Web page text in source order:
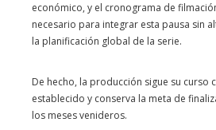
económico, y el cronograma de
necesario para integrar esta pausa sin
la planificación global de la serie.
De hecho, la producción sigue su curso
establecido y conserva la meta de
los meses venideros.